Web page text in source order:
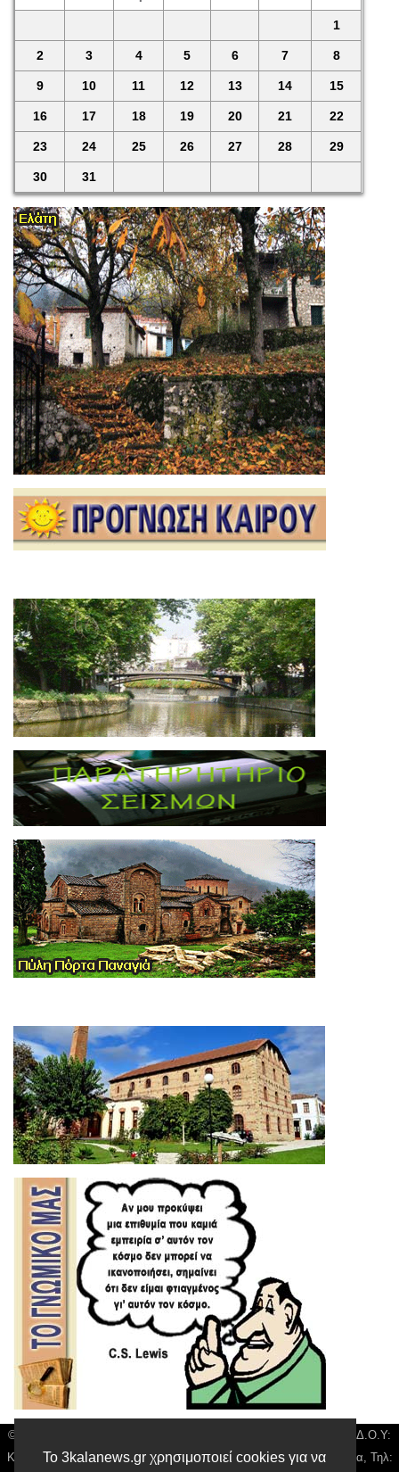
Το 3kalanews.gr χρησιμοποιεί cookies για να
1
2 3 4 5 6 7 8
9 10 11 12 13 14 15
16 17 18 19 20 21 22
23 24 25 26 27 28 29
30 31
© 3kala News | Διακριτικός Τίτλος: Orion Media, ΑΦΜ: 043750542, Δ.Ο.Υ:
Καρδίτσας, Υπο/μα Τρικάλων, Δ/νση: Τιουσόν 31 τ.κ 42132 Τρίκαλα, Τηλ: